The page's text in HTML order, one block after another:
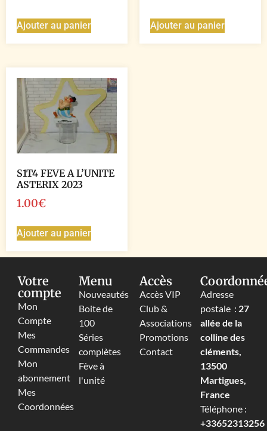
Ajouter au panier Ajouter au panier
S1T4 FEVE A L’UNITE
ASTERIX 2023
1.00€
Ajouter au panier
Votre
compte
Mon
Compte
Mes
Commandes
Mon
abonnement
Mes
Coordonnées
Menu
Nouveautés
Boite de
100
Séries
complètes
Fève à
l'unité
Accès
Accès VIP
Club &
Associations
Promotions
Contact
Adresse
postale : 27
allée de la
colline des
cléments,
13500
Martigues,
France
Téléphone :
+33652313256‬